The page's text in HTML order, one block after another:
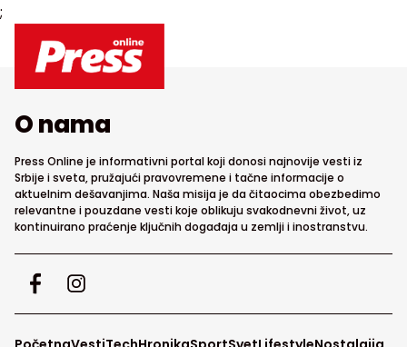
;
O nama
Press Online je informativni portal koji donosi najnovije vesti iz
Srbije i sveta, pružajući pravovremene i tačne informacije o
aktuelnim dešavanjima. Naša misija je da čitaocima obezbedimo
relevantne i pouzdane vesti koje oblikuju svakodnevni život, uz
kontinuirano praćenje ključnih događaja u zemlji i inostranstvu.